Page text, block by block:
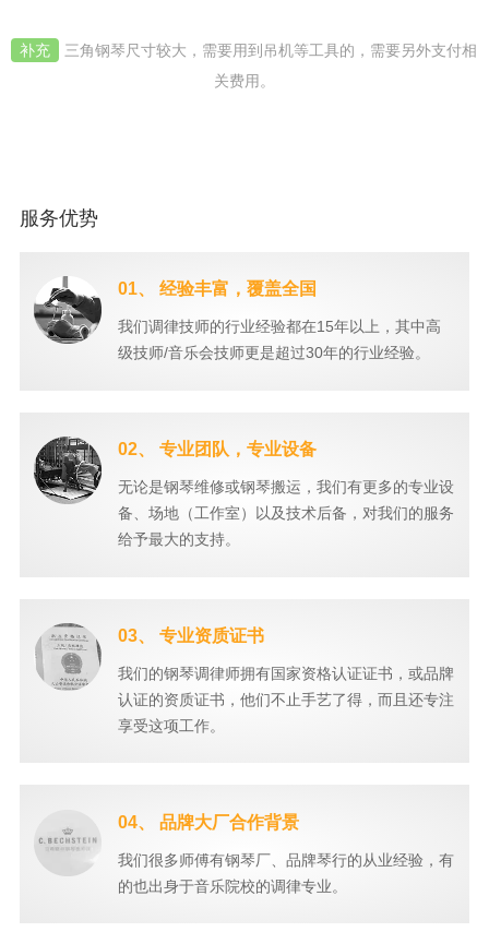
补充
三角钢琴尺寸较大，需要用到吊机等工具的，需要另外支付相
关费用。
服务优势
01、 经验丰富，覆盖全国
我们调律技师的行业经验都在15年以上，其中高
级技师/音乐会技师更是超过30年的行业经验。
02、 专业团队，专业设备
无论是钢琴维修或钢琴搬运，我们有更多的专业设
备、场地（工作室）以及技术后备，对我们的服务
给予最大的支持。
03、 专业资质证书
我们的钢琴调律师拥有国家资格认证证书，或品牌
认证的资质证书，他们不止手艺了得，而且还专注
享受这项工作。
04、 品牌大厂合作背景
我们很多师傅有钢琴厂、品牌琴行的从业经验，有
的也出身于音乐院校的调律专业。